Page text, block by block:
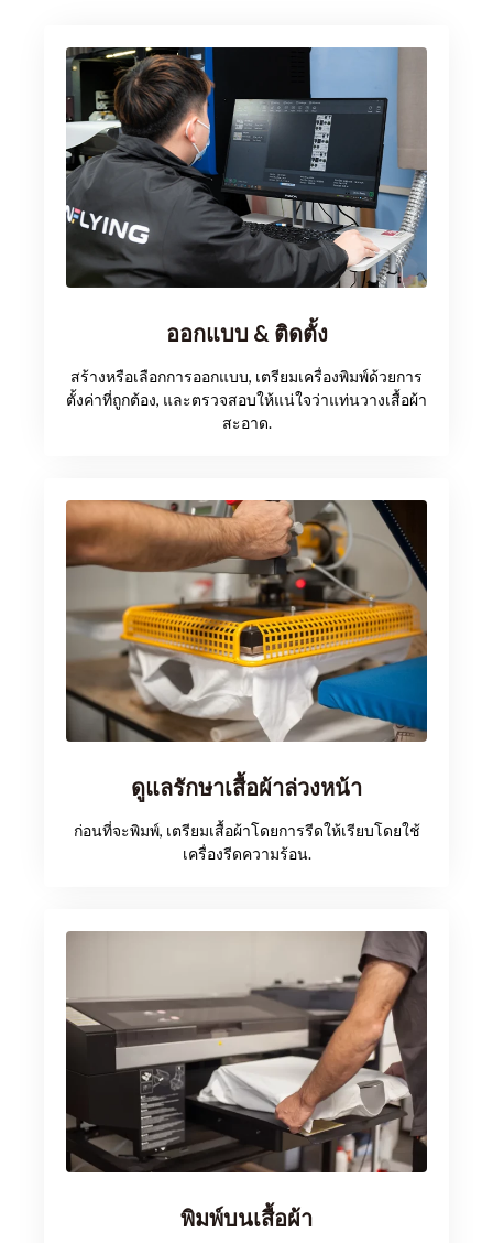
ออกแบบ & ติดตั้ง
สร้างหรือเลือกการออกแบบ, เตรียมเครื่องพิมพ์ด้วยการ
ตั้งค่าที่ถูกต้อง, และตรวจสอบให้แน่ใจว่าแท่นวางเสื้อผ้า
สะอาด.
ดูแลรักษาเสื้อผ้าล่วงหน้า
ก่อนที่จะพิมพ์, เตรียมเสื้อผ้าโดยการรีดให้เรียบโดยใช้
เครื่องรีดความร้อน.
พิมพ์บนเสื้อผ้า